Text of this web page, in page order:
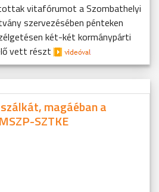
vitafórumot a Szombathelyi
szervezésében pénteken
két-két kormánypárti
vett részt
magáéban a
SZTKE